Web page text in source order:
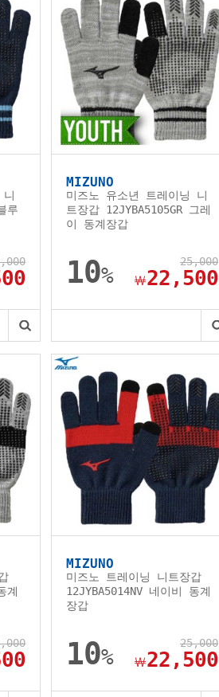
루
MIZUNO
미즈노 유소년 트레이닝 니
트장갑 12JYBA5105GR 그레
이 동계장갑
10%
25,000
￦22,500
계
MIZUNO
미즈노 트레이닝 니트장갑
12JYBA5014NV 네이비 동계
장갑
10%
25,000
￦22,500